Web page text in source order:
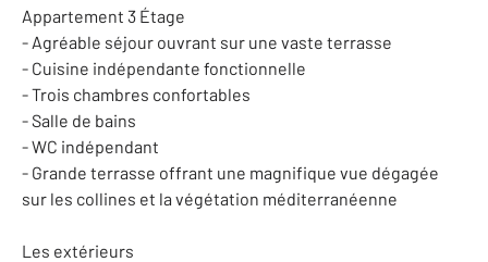
Appartement 3 Étage
- Agréable séjour ouvrant sur une vaste terrasse
- Cuisine indépendante fonctionnelle
- Trois chambres confortables
- Salle de bains
- WC indépendant
- Grande terrasse offrant une magnifique vue dégagée
sur les collines et la végétation méditerranéenne
Les extérieurs